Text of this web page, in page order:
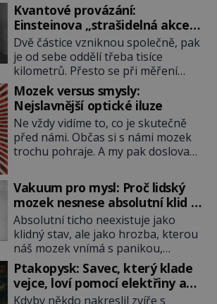
Kvantové provázání:
Einsteinova „strašidelná akce
na dálku“ dál mate i fascinuje
vědce
Dvě částice vzniknou společně, pak
je od sebe oddělí třeba tisíce
kilometrů. Přesto se při měření
chovají, jako by mezi nimi
existovalo neviditelné pouto. Albert
Einstein tomu s jistou dávkou
ironie říká „strašidelná akce na
dálku“ a dlouhá desetiletí věří, že
musí existovat jednodušší
však ukazují, že kvantový svět
funguje jinak, než […]
Mozek versus smysly:
Nejslavnější optické iluze
Ne vždy vidíme to, co je skutečně
před námi. Občas si s námi mozek
trochu pohraje. A my pak doslova
vznikají ty nejpodivnější optické
iluze? Soustřeď se na to hlavní!
TROXLERŮV EFEKT Náš mozek
zvládne zpracovat hodně informací.
Všechny na světě ale nikoliv, musí
si vybírat! Jak to dělá? Když se […]
Vakuum pro mysl: Proč lidský
mozek nesnese absolutní klid a
začne si vymýšlet horory
Absolutní ticho neexistuje jako
klidný stav, ale jako hrozba, kterou
náš mozek vnímá s panikou,
protože bez vnějších podnětů
začne okamžitě produkovat vlastní
děsivé iluze. Představte si místnost,
Ptakopysk: Savec, který klade
vejce, loví pomocí elektřiny a
brání se jedem
Kdyby někdo nakreslil zvíře s